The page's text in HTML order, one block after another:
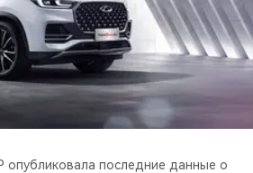
опубликовала последние данные о